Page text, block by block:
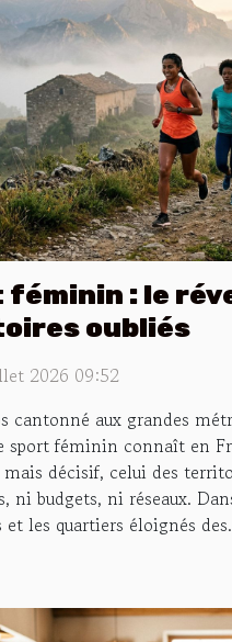
féminin : le
oubliés
2026 09:52
cantonné aux grandes
sport féminin connaît en
décisif, celui des
ni budgets, ni réseaux.
et les quartiers éloignés